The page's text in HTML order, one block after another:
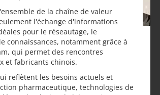
de la chaîne de valeur
l'échange d'informations
pour le réseautage, le
connaissances, notamment grâce à
qui permet des rencontres
et fabricants chinois.
reflètent les besoins actuels et
pharmaceutique, technologies de